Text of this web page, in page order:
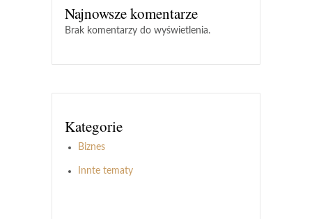
Najnowsze komentarze
Brak komentarzy do wyświetlenia.
Kategorie
Biznes
Innte tematy